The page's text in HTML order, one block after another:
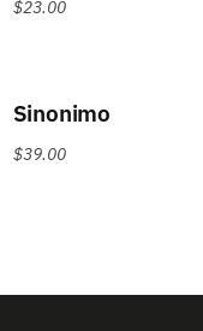
$23.00
Sinonimo
$39.00